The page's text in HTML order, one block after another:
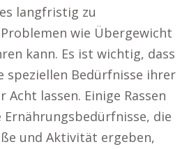
langfristig zu
wie Übergewicht
kann. Es ist wichtig, dass
speziellen Bedürfnisse ihrer
Acht lassen. Einige Rassen
Ernährungsbedürfnisse, die
und Aktivität ergeben,